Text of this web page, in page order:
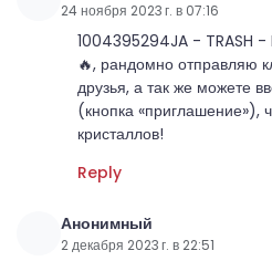
24 ноября 2023 г. в 07:16
1004395294JA - TRASH -
🔥, рандомно отправляю
друзья, а так же можете
(кнопка «приглашение»),
кристаллов!
Reply
Анонимный
2 декабря 2023 г. в 22:51